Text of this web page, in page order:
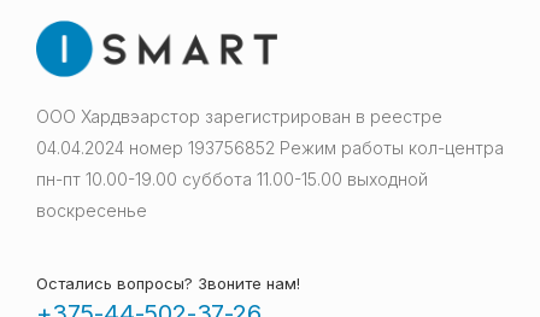
ООО Хардвэарстор зарегистрирован в реестре
04.04.2024 номер 193756852 Режим работы кол-центра
пн-пт 10.00-19.00 суббота 11.00-15.00 выходной
воскресенье
Остались вопросы? Звоните нам!